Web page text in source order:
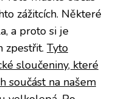
zážitcích. Některé
a proto si je
zpestřit. Tyto
sloučeniny, které
součást na našem